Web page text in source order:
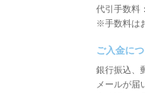
代引手数料
※手数料は
ご入金に
銀行振込、
メールが届